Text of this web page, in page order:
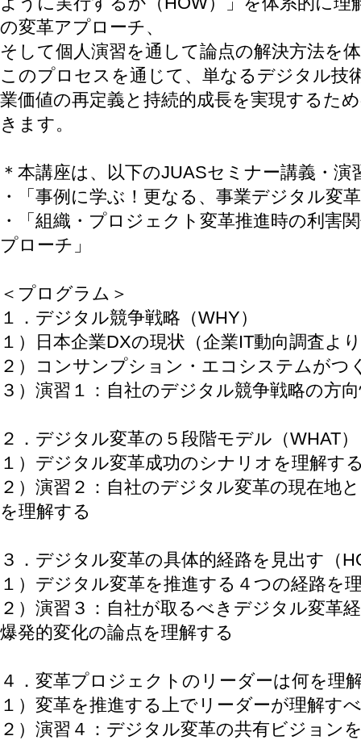
の変革アプローチ、
そして個人演習を通して論点の解決方法を
このプロセスを通じて、単なるデジタル技
業価値の再定義と持続的成長を実現するた
きます。
＊本講座は、以下のJUASセミナー講義・
・「事例に学ぶ！更なる、事業デジタル変
・「組織・プロジェクト変革推進時の利害
プローチ」
＜プログラム＞
１．デジタル競争戦略（WHY）
１）日本企業DXの現状（企業IT動向調査よ
２）コンサンプション・エコシステムがつ
３）演習１：自社のデジタル競争戦略の方
２．デジタル変革の５段階モデル（WHAT）
１）デジタル変革成功のシナリオを理解す
２）演習２：自社のデジタル変革の現在地
を理解する
３．デジタル変革の具体的経路を見出す（
１）デジタル変革を推進する４つの経路を
２）演習３：自社が取るべきデジタル変革
爆発的変化の論点を理解する
４．変革プロジェクトのリーダーは何を理
１）変革を推進する上でリーダーが理解す
２）演習４：デジタル変革の共有ビジョン